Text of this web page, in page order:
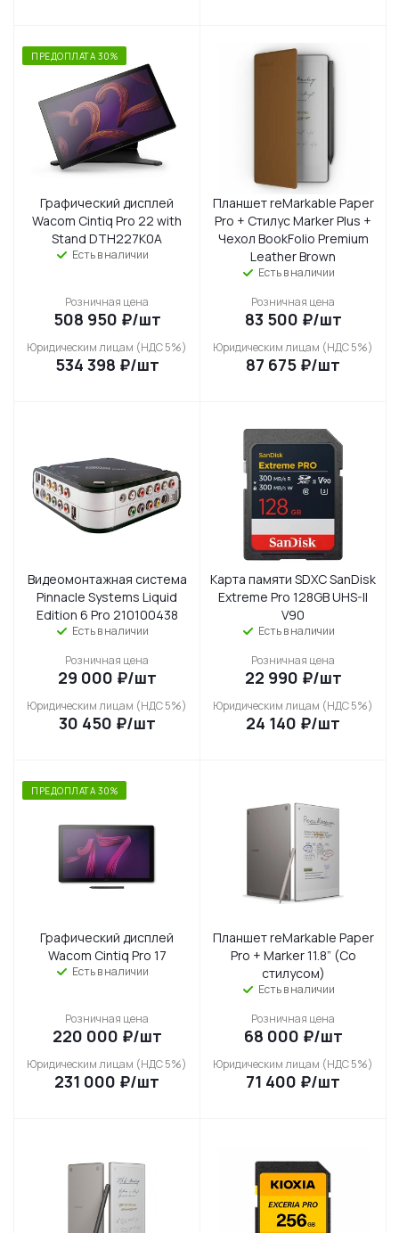
ПРЕДОПЛАТА 30%
Графический дисплей
Wacom Cintiq Pro 22 with
Stand DTH227K0A
Есть в наличии
Розничная цена
508 950 ₽/шт
Юридическим лицам (НДС 5%)
534 398 ₽/шт
Планшет reMarkable Paper
Pro + Стилус Marker Plus +
Чехол BookFolio Premium
Leather Brown
Есть в наличии
Розничная цена
83 500 ₽/шт
Юридическим лицам (НДС 5%)
87 675 ₽/шт
Видеомонтажная система
Pinnacle Systems Liquid
Edition 6 Pro 210100438
Есть в наличии
Розничная цена
29 000 ₽/шт
Юридическим лицам (НДС 5%)
30 450 ₽/шт
Карта памяти SDXC SanDisk
Extreme Pro 128GB UHS-II
V90
Есть в наличии
Розничная цена
22 990 ₽/шт
Юридическим лицам (НДС 5%)
24 140 ₽/шт
ПРЕДОПЛАТА 30%
Графический дисплей
Wacom Cintiq Pro 17
Есть в наличии
Розничная цена
220 000 ₽/шт
Юридическим лицам (НДС 5%)
231 000 ₽/шт
Планшет reMarkable Paper
Pro + Маrkеr 11.8” (Со
стилусом)
Есть в наличии
Розничная цена
68 000 ₽/шт
Юридическим лицам (НДС 5%)
71 400 ₽/шт